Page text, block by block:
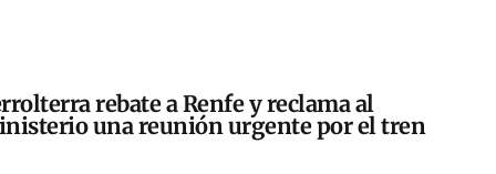
rebate a Renfe y reclama al
una reunión urgente por el tren